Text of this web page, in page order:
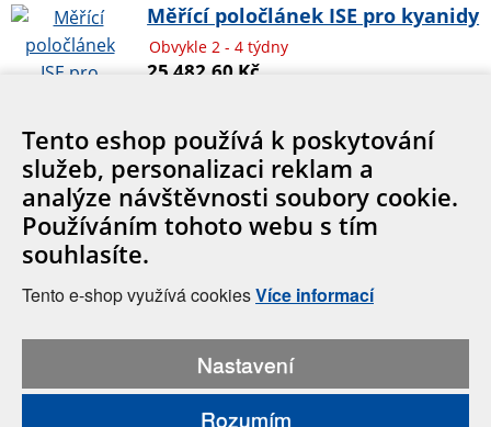
Rozumím
Nastavení
Tento eshop používá k poskytování
služeb, personalizaci reklam a
analýze návštěvnosti soubory cookie.
Používáním tohoto webu s tím
souhlasíte.
Tento e-shop využívá cookiesVíce informací
Měřící poločlánek ISE pro kyanidy
Obvykle 2 - 4 týdny
25 482,60 Kč
pro stanovení kyanidů.
Cookies
Praha 4
IČ: 27202330, e-mail: info@hanna-instruments.cz